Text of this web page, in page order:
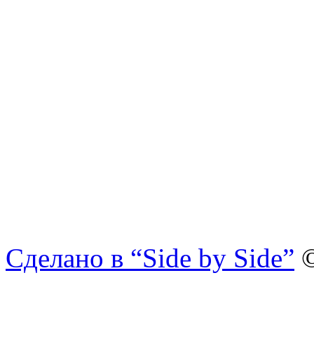
Сделано в “Side by Side”